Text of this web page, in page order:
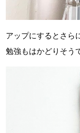
アップにするとさら
勉強もはかどりそう